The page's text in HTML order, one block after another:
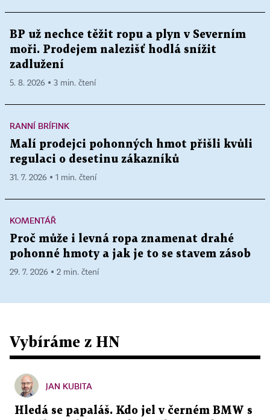
BP už nechce těžit ropu a plyn v Severním
moři. Prodejem nalezišť hodlá snížit
zadlužení
5. 8. 2026 ▪ 3 min. čtení
RANNÍ BRÍFINK
Malí prodejci pohonných hmot přišli kvůli
regulaci o desetinu zákazníků
31. 7. 2026 ▪ 1 min. čtení
KOMENTÁŘ
Proč může i levná ropa znamenat drahé
pohonné hmoty a jak je to se stavem zásob
29. 7. 2026 ▪ 2 min. čtení
Vybíráme z HN
JAN KUBITA
Hledá se papaláš. Kdo jel v černém BMW s